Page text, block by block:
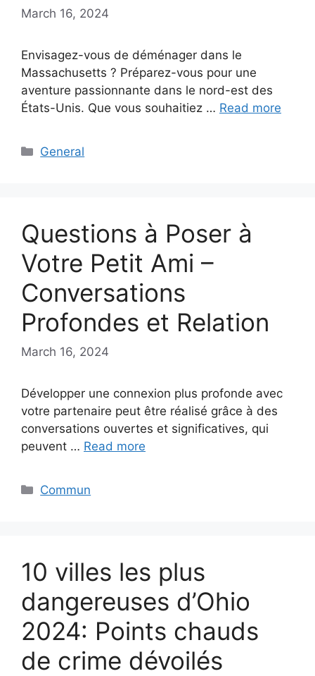
March 16, 2024
Envisagez-vous de déménager dans le
Massachusetts ? Préparez-vous pour une
aventure passionnante dans le nord-est des
États-Unis. Que vous souhaitiez … Read more
Categories
General
Questions à Poser à
Votre Petit Ami –
Conversations
Profondes et Relation
March 16, 2024
Développer une connexion plus profonde avec
votre partenaire peut être réalisé grâce à des
conversations ouvertes et significatives, qui
peuvent … Read more
Categories
Commun
10 villes les plus
dangereuses d’Ohio
2024: Points chauds
de crime dévoilés